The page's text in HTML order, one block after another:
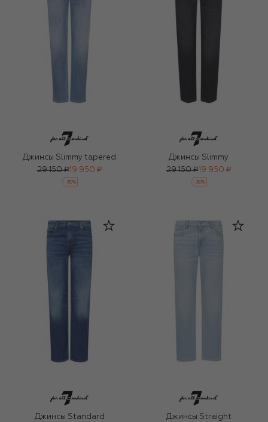
Джинсы Slimmy tapered
29 150 ₽19 950 ₽
-30%
Джинсы Slimmy
29 150 ₽19 950 ₽
-30%
Джинсы Standard
Джинсы Straight